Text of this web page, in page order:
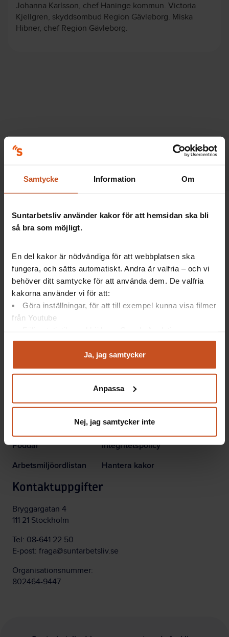
Samtycke Information Om
Suntarbetsliv använder kakor för att hemsidan ska bli
så bra som möjligt.
En del kakor är nödvändiga för att webbplatsen ska
fungera, och sätts automatiskt. Andra är valfria – och vi
behöver ditt samtycke för att använda dem. De valfria
kakorna använder vi för att:
Göra inställningar, för att till exempel kunna visa filmer
från Youtube
Analysera trafik för att kunna visa riktad information
Du kan när som helst återta ditt godkännande genom att
integritet@suntarbetsliv.se.
Ja, jag samtycker
Anpassa
Nej, jag samtycker inte
Johanna Karlsson, chef Haninge kommun. Victoria
Kjellgren, skyddsombud Region Gävleborg. Miska
Hibner, chef Region Gävleborg.
Suntarbetsliv ger dig inspiration och verktyg
i ditt arbete för friska arbetsplatser
FacebookLinkedInInstagramYouTube
Vårt utbud
Mina sidor
Verktyg och utbildningar
Artiklar
Webbinarier och event
Poddar
Arbetsmiljöordlistan
Suntarbetsliv
Om oss
Kontakt
Lediga tjänster
Nyhetsbrev
Integritetspolicy
Hantera kakor
Kontaktuppgifter
Bryggargatan 4
111 21 Stockholm
Tel: 08-641 22 50
E-post: fraga@suntarbetsliv.se
Organisationsnummer:
802464-9447